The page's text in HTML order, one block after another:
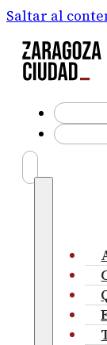
Saltar al